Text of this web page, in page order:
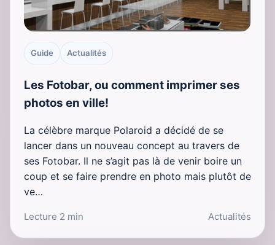
Guide Actualités
Les Fotobar, ou comment imprimer ses
photos en ville!
La célèbre marque Polaroid a décidé de se
lancer dans un nouveau concept au travers de
ses Fotobar. Il ne s’agit pas là de venir boire un
coup et se faire prendre en photo mais plutôt de
ve…
Lecture 2 min Actualités